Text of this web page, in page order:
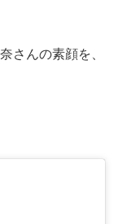
さんの素顔を、